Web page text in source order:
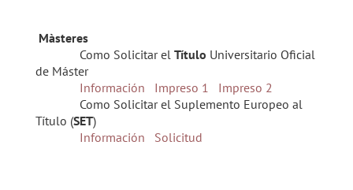
Màsteres
Como Solicitar elTítulo Universitario Oficial
de Máster
Información
Impreso 1
Impreso 2
Como Solicitar el Suplemento Europeo al
Título (SET)
Información
Solicitud